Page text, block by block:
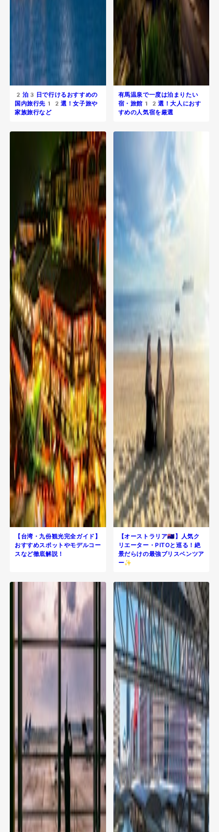
2泊3日で行けるおすすめの
国内旅行先12選！女子旅や
家族旅行など
有馬温泉で一度は泊まりたい
宿・旅館12選！大人におす
すめの人気宿を厳選
【台湾・九份観光完全ガイド】
おすすめスポットやモデルコー
スなど徹底解説！
【オーストラリア🇦🇺】人気ク
リエーター・PITOと巡る！絶
景だらけの最強ブリスベンツア
ー✨